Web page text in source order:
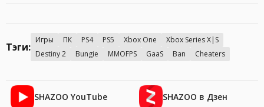
Тэги:
Игры ПК PS4 PS5 Xbox One
Xbox Series X|S
Destiny 2
Bungie MMOFPS GaaS Ban Cheaters
SHAZOO YouTube SHAZOO в Дзен